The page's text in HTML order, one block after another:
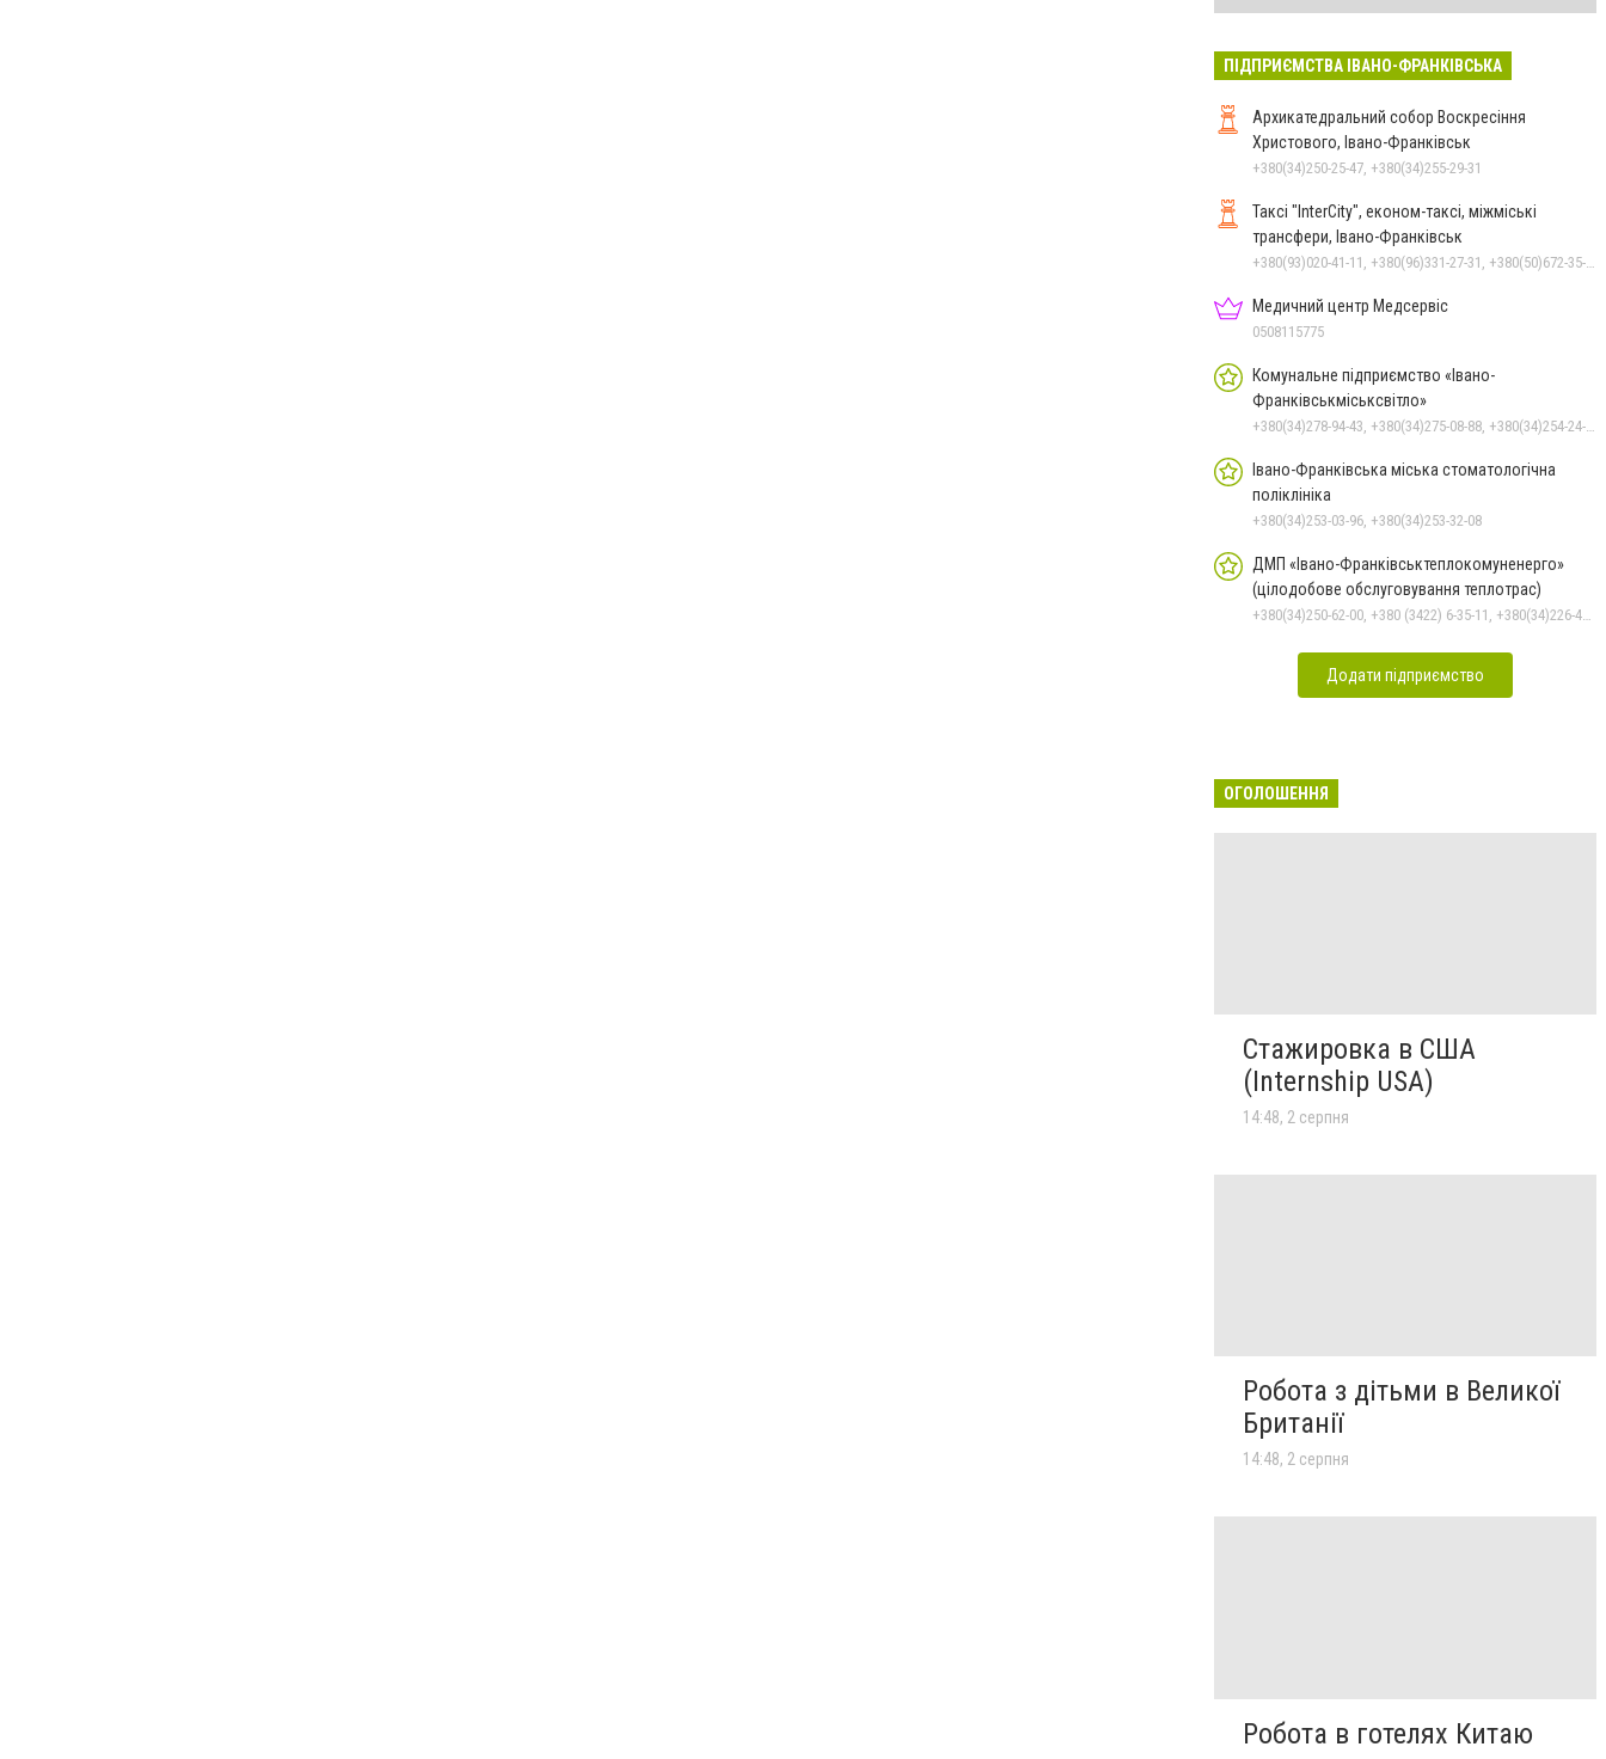
ПІДПРИЄМСТВА ІВАНО-ФРАНКІВСЬКА
Архикатедральний собор Воскресіння
Христового, Івано-Франківськ
+380(34)250-25-47, +380(34)255-29-31
Таксі "InterCity", економ-таксі, міжміські
трансфери, Івано-Франківськ
Медичний центр Медсервіс
0508115775
Комунальне підприємство «Івано-
Франківськміськсвітло»
Івано-Франківська міська стоматологічна
поліклініка
+380(34)253-03-96, +380(34)253-32-08
ДМП «Івано-Франківськтеплокомуненерго»
(цілодобове обслуговування теплотрас)
Додати підприємство
ОГОЛОШЕННЯ
Стажировка в США
(Internship USA)
14:48, 2 серпня
Робота з дітьми в Великої
Британії
14:48, 2 серпня
Робота в готелях Китаю